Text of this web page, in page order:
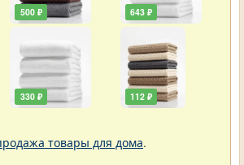
500 ₽
330 ₽
643 ₽
112 ₽
товары для дома.